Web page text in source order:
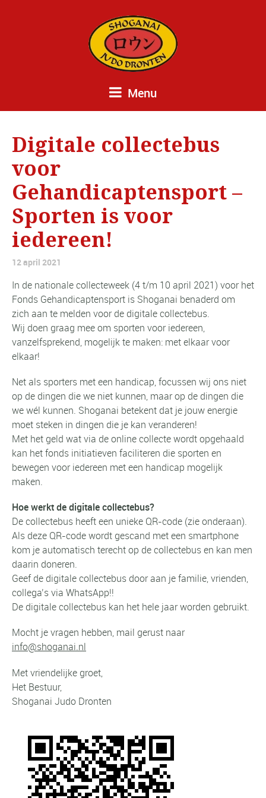
Menu
Digitale collectebus
voor
Gehandicaptensport –
Sporten is voor
iedereen!
12 april 2021
In de nationale collecteweek (4 t/m 10 april 2021) voor het
Fonds Gehandicaptensport is Shoganai benaderd om
zich aan te melden voor de digitale collectebus.
Wij doen graag mee om sporten voor iedereen,
vanzelfsprekend, mogelijk te maken: met elkaar voor
elkaar!
Net als sporters met een handicap, focussen wij ons niet
op de dingen die we niet kunnen, maar op de dingen die
we wél kunnen. Shoganai betekent dat je jouw energie
moet steken in dingen die je kan veranderen!
Met het geld wat via de online collecte wordt opgehaald
kan het fonds initiatieven faciliteren die sporten en
bewegen voor iedereen met een handicap mogelijk
maken.
Hoe werkt de digitale collectebus?
De collectebus heeft een unieke QR-code (zie onderaan).
Als deze QR-code wordt gescand met een smartphone
kom je automatisch terecht op de collectebus en kan men
daarin doneren.
Geef de digitale collectebus door aan je familie, vrienden,
collega’s via WhatsApp!!
De digitale collectebus kan het hele jaar worden gebruikt.
Mocht je vragen hebben, mail gerust naar
info@shoganai.nl
Met vriendelijke groet,
Het Bestuur,
Shoganai Judo Dronten